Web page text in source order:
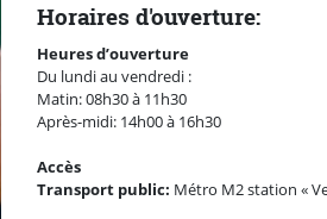
Horaires d'ouverture:
Heures d’ouverture
Du lundi au vendredi :
Matin: 08h30 à 11h30
Après-midi: 14h00 à 16h30
Accès
Transport public: Métro M2 station «